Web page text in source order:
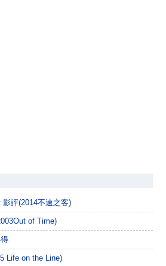
評(2014不速之客)
of Time)
Life on the Line)